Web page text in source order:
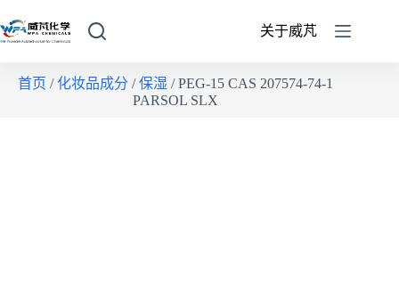
关于威芃
首页 / 化妆品成分 /保湿 / PEG-15 CAS 207574-74-1
PARSOL SLX